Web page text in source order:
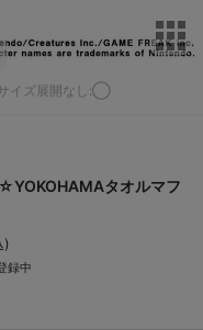
イズ展開なし:◯
タオルマフ
)
録中